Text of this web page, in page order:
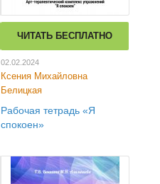
ЧИТАТЬ БЕСПЛАТНО
02.02.2024
Ксения Михайловна
Белицкая
Рабочая тетрадь «Я
спокоен»